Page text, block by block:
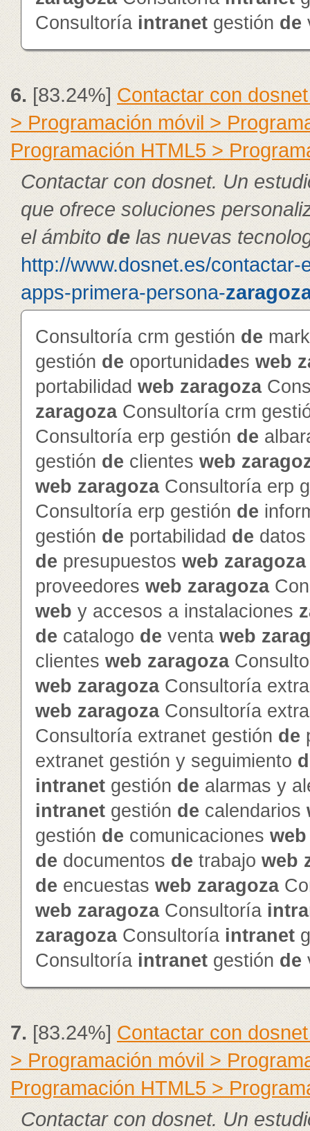
Consultoría intranet gestión de
6. [83.24%]Contactar con
> Programación móvil >
Programación HTML5 >
Contactar con dosnet. Un
que ofrece soluciones
el ámbitode las nuevas
http://www.dosnet.es/contactar-
apps-primera-persona-
Consultoría crm gestión de
gestión de oportunidades web
portabilidad web zaragoza
zaragozaConsultoría crm
Consultoría erp gestión de
gestión de clientes web
web zaragozaConsultoría erp
Consultoría erp gestión de
gestión de portabilidad de
de presupuestos web zaragoza
proveedores web zaragoza
web y accesos a instalaciones
de catalogo de venta web
clientes web zaragoza
web zaragozaConsultoría
web zaragozaConsultoría
Consultoría extranet gestión de
extranet gestión y seguimiento
intranet gestión de alarmas y
intranet gestión de calendarios
gestión de comunicaciones web
de documentos de trabajo web
de encuestas web zaragoza
web zaragozaConsultoría
zaragozaConsultoría intranet
Consultoría intranet gestión de
7.[83.24%] Contactar con
> Programación móvil >
Programación HTML5 >
Contactar con dosnet. Un